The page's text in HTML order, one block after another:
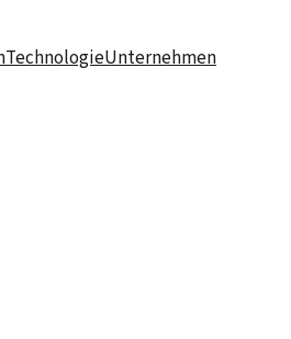
TechnologieUnternehmen